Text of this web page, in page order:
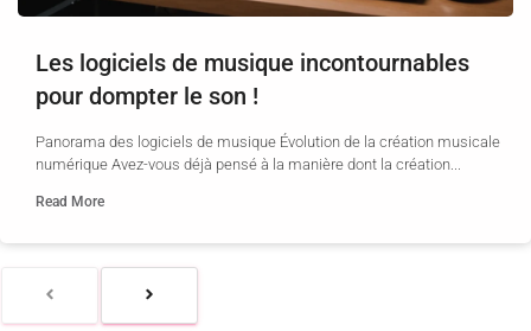
Les logiciels de musique incontournables
pour dompter le son !
Panorama des logiciels de musique Évolution de la création musicale
numérique Avez-vous déjà pensé à la manière dont la création...
Read More